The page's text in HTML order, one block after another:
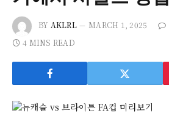
BY AKLRL MARCH 1, 2025
4 MINS READ